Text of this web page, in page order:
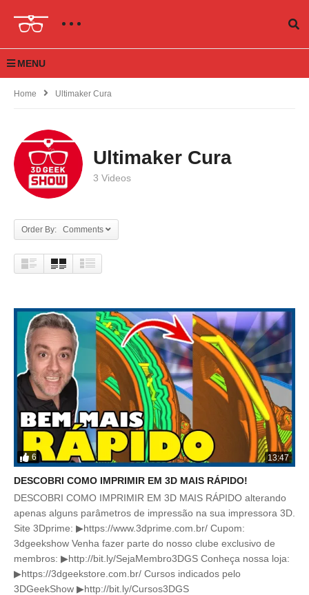
MENU
Home Ultimaker Cura
Ultimaker Cura
3 Videos
Order By: Comments
6 13:47
DESCOBRI COMO IMPRIMIR EM 3D MAIS RÁPIDO!
DESCOBRI COMO IMPRIMIR EM 3D MAIS RÁPIDO alterando
apenas alguns parâmetros de impressão na sua impressora 3D.
Site 3Dprime: ▶https://www.3dprime.com.br/ Cupom:
3dgeekshow Venha fazer parte do nosso clube exclusivo de
membros: ▶http://bit.ly/SejaMembro3DGS Conheça nossa loja:
▶https://3dgeekstore.com.br/ Cursos indicados pelo
3DGeekShow ▶http://bit.ly/Cursos3DGS